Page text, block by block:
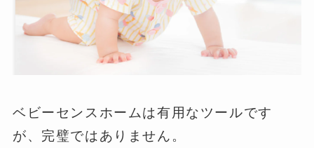
ベビーセンスホームは有用なツールです
が、完璧ではありません。